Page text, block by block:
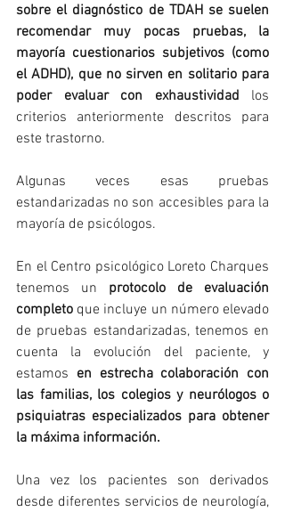
sobre el diagnóstico de TDAH se suelen
recomendar muy pocas pruebas, la
mayoría cuestionarios subjetivos (como
el ADHD), que no sirven en solitario para
poder evaluar con exhaustividad los
criterios anteriormente descritos para
este trastorno.
Algunas veces esas pruebas
estandarizadas no son accesibles para la
mayoría de psicólogos.
En el Centro psicológico Loreto Charques
tenemos un protocolo de evaluación
completo que incluye un número elevado
de pruebas estandarizadas, tenemos en
cuenta la evolución del paciente, y
estamos en estrecha colaboración con
las familias, los colegios y neurólogos o
psiquiatras especializados para obtener
la máxima información.
Una vez los pacientes son derivados
desde diferentes servicios de neurología,